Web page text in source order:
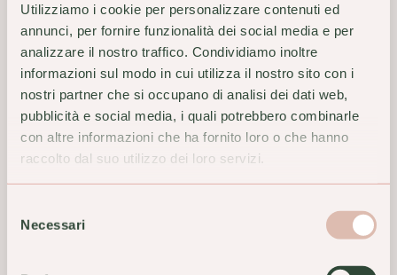
Utilizziamo i cookie per personalizzare contenuti ed
annunci, per fornire funzionalità dei social media e per
analizzare il nostro traffico. Condividiamo inoltre
informazioni sul modo in cui utilizza il nostro sito con i
nostri partner che si occupano di analisi dei dati web,
pubblicità e social media, i quali potrebbero combinarle
con altre informazioni che ha fornito loro o che hanno
raccolto dal suo utilizzo dei loro servizi.
delNecessari
per Bambini 0,5% 10ml Zeta
Farmaceutici
4,80 €
ACQUISTA
Fluidificanti
Decongestionanti 20ml
11,50 €
ACQUISTA